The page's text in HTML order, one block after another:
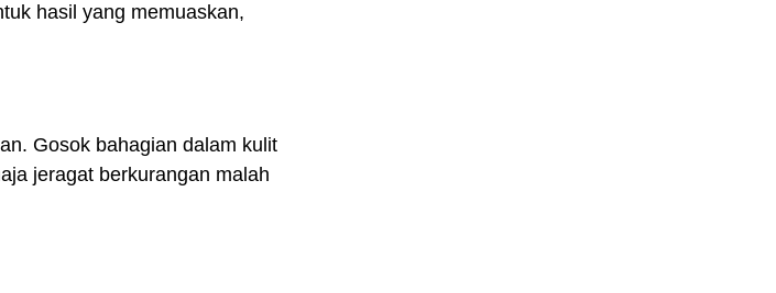
hasil yang memuaskan,
Gosok bahagian dalam kulit
jeragat berkurangan malah